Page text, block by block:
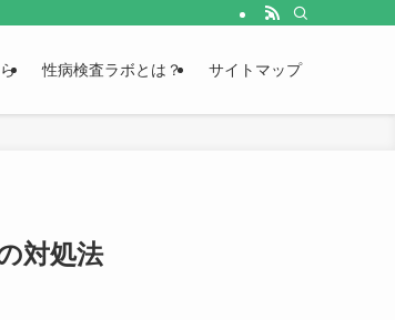
性病検査ラボとは？ サイトマップ
対処法